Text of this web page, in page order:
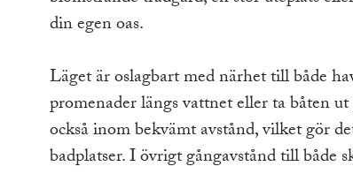
din egen oas.
Läget är oslagbart med närhet till både
promenader längs vattnet eller ta båten
också inom bekvämt avstånd, vilket gör
badplatser. I övrigt gångavstånd till både